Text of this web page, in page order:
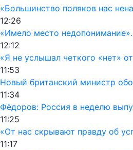
«Большинство поляков нас
12:26
«Имело место
12:12
«Я не услышал четкого «нет»
11:53
Новый британский министр
11:34
Фёдоров: Россия в неделю
11:25
«От нас скрывают правду об
11:17